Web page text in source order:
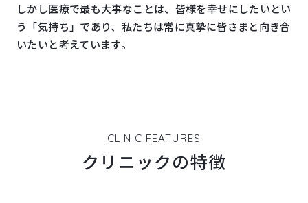
しかし医療で最も大事なことは、皆様を幸せにしたいとい
う「気持ち」であり、私たちは常に真摯に皆さまと向き合
いたいと考えています。
CLINIC FEATURES
クリニックの特徴